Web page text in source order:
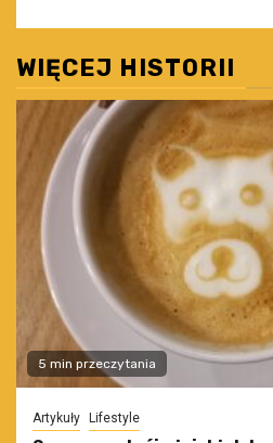
WIĘCEJ HISTORII
5 min przeczytania
Artykuły Lifestyle